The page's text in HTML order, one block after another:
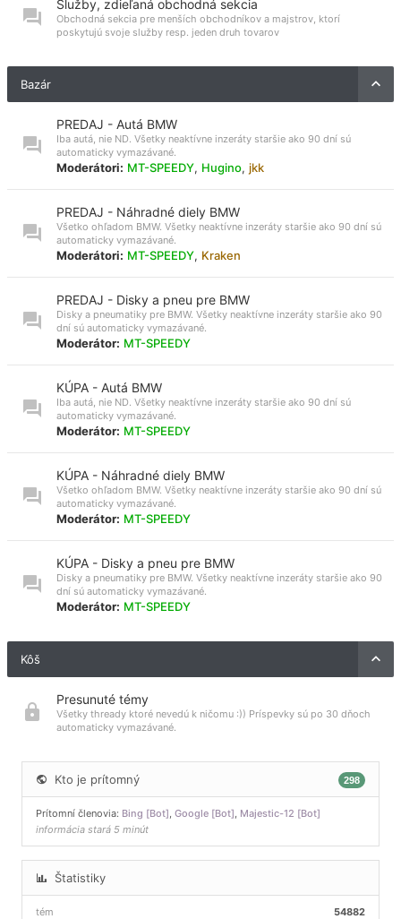
Služby, zdieľaná obchodná sekcia
Obchodná sekcia pre menších obchodníkov a majstrov, ktorí
poskytujú svoje služby resp. jeden druh tovarov
Bazár
PREDAJ - Autá BMW
Iba autá, nie ND. Všetky neaktívne inzeráty staršie ako 90 dní sú
automaticky vymazávané.
Moderátori: MT-SPEEDY, Hugino, jkk
PREDAJ - Náhradné diely BMW
Všetko ohľadom BMW. Všetky neaktívne inzeráty staršie ako 90 dní sú
automaticky vymazávané.
Moderátori: MT-SPEEDY, Kraken
PREDAJ - Disky a pneu pre BMW
Disky a pneumatiky pre BMW. Všetky neaktívne inzeráty staršie ako 90
dní sú automaticky vymazávané.
Moderátor: MT-SPEEDY
KÚPA - Autá BMW
Iba autá, nie ND. Všetky neaktívne inzeráty staršie ako 90 dní sú
automaticky vymazávané.
Moderátor: MT-SPEEDY
KÚPA - Náhradné diely BMW
Všetko ohľadom BMW. Všetky neaktívne inzeráty staršie ako 90 dní sú
automaticky vymazávané.
Moderátor: MT-SPEEDY
KÚPA - Disky a pneu pre BMW
Disky a pneumatiky pre BMW. Všetky neaktívne inzeráty staršie ako 90
dní sú automaticky vymazávané.
Moderátor: MT-SPEEDY
Kôš
Presunuté témy
Všetky thready ktoré nevedú k ničomu :)) Príspevky sú po 30 dňoch
automaticky vymazávané.
Kto je prítomný 298
Prítomní členovia: Bing [Bot] Google [Bot] Majestic-12 [Bot]
informácia stará 5 minút
Štatistiky
54882
tém